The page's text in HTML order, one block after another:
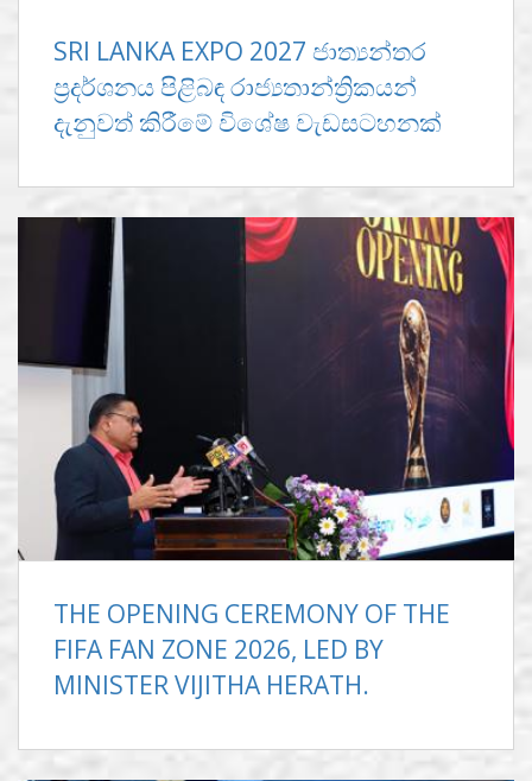
SRI LANKA EXPO 2027 ජාත්‍යන්තර
ප්‍රදර්ශනය පිළිබඳ රාජ්‍යතාන්ත්‍රිකයන්
දැනුවත් කිරීමේ විශේෂ වැඩසටහනක්
THE OPENING CEREMONY OF THE
FIFA FAN ZONE 2026, LED BY
MINISTER VIJITHA HERATH.